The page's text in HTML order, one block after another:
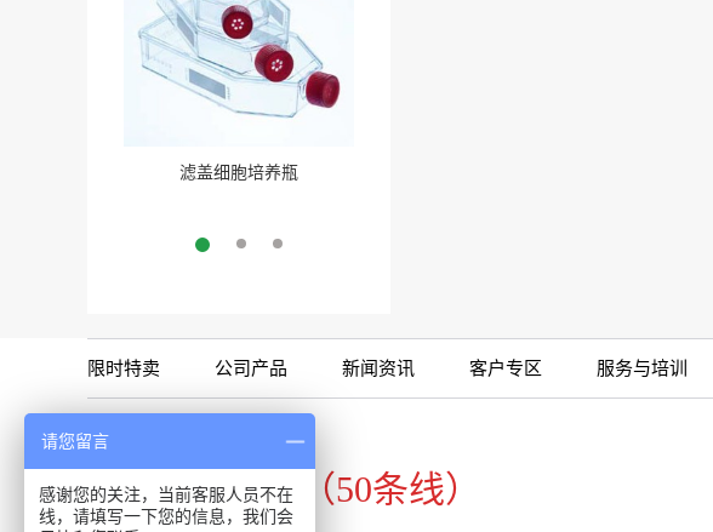
滤盖细胞培养瓶
限时特卖 公司产品 新闻资讯 客户专区 服务与培训
咨询专线
020-34821111（50条线）
请您留言
感谢您的关注，当前客服人员不在
线，请填写一下您的信息，我们会